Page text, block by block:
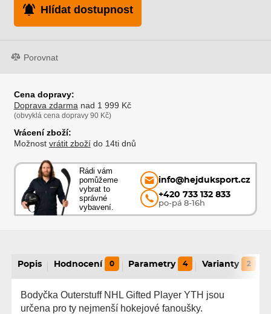
Hlídat dostupnost
Porovnat
Cena dopravy:
Doprava zdarma nad 1 999 Kč
(obvyklá cena dopravy 90 Kč)
Vrácení zboží:
Možnost vrátit zbožído 14ti dnů
Rádi vám
pomůžeme
vybrat to
správné
vybavení.
info@hejduksport.cz
+420 733 132 833
po-pá 8-16h
Popis Hodnocení 0 Parametry 4 Varianty 2
Bodyčka Outerstuff NHL Gifted Player YTH jsou
určena pro ty nejmenší hokejové fanoušky.